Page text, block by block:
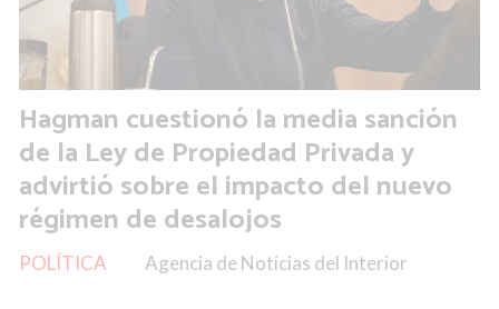
Hagman cuestionó la media sanción
de la Ley de Propiedad Privada y
advirtió sobre el impacto del nuevo
régimen de desalojos
Agencia de Noticias del Interior
POLÍTICA